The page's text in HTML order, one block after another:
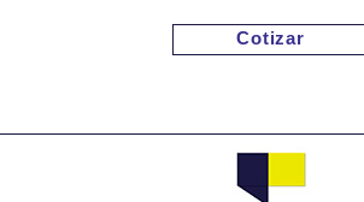
Cotizar